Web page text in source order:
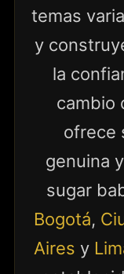
temas
y
la
cambio
ofrece
genuina
sugar
Bogotá,
Aires y